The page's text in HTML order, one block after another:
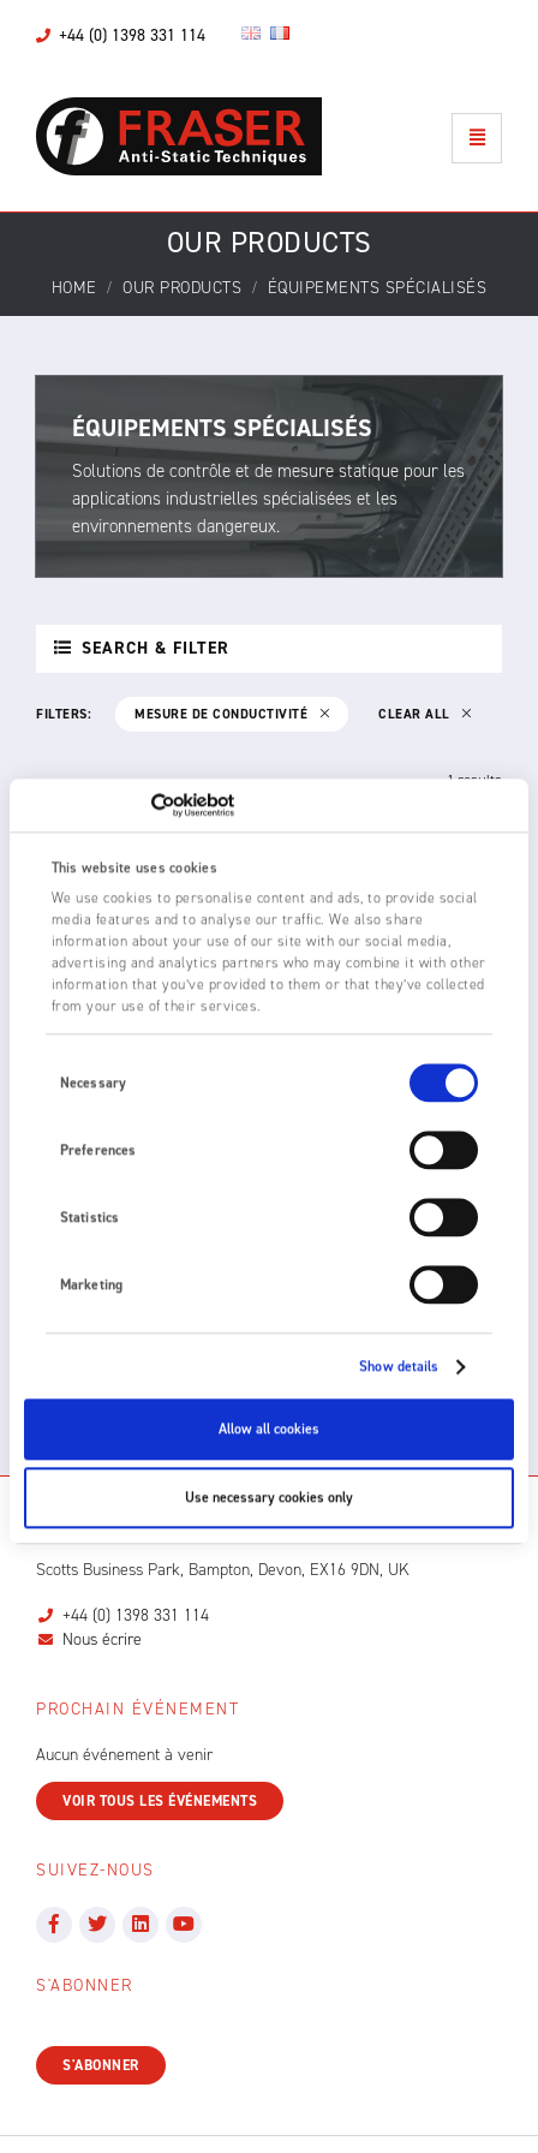
This website uses cookies
We use cookies to personalise content and ads, to provide social
media features and to analyse our traffic. We also share
information about your use of our site with our social media,
advertising and analytics partners who may combine it with other
information that you’ve provided to them or that they’ve collected
from your use of their services.
Selection
Necessary
Preferences
Statistics
Marketing
Show details
Allow all cookies
Use necessary cookies only
+44 (0) 1398 331 114
OUR PRODUCTS
HOME OUR PRODUCTS ÉQUIPEMENTS SPÉCIALISÉS
ÉQUIPEMENTS SPÉCIALISÉS
Solutions de contrôle et de mesure statique pour les
applications industrielles spécialisées et les
environnements dangereux.
SEARCH & FILTER
FILTERS: MESURE DE CONDUCTIVITÉ CLEAR ALL
1 results
LIQUID CONDUCTIVITY METER
NOUS CONTACTER
Scotts Business Park, Bampton, Devon, EX16 9DN, UK
+44 (0) 1398 331 114
Nous écrire
PROCHAIN ÉVÉNEMENT
Aucun événement à venir
VOIR TOUS LES ÉVÉNEMENTS
SUIVEZ-NOUS
S'ABONNER
S'ABONNER